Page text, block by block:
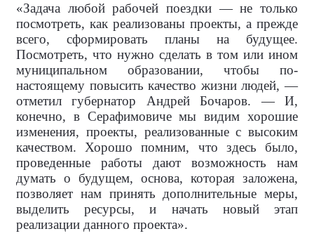
«Задача любой рабочей поездки — не только
посмотреть, как реализованы проекты, а прежде
всего, сформировать планы на будущее.
Посмотреть, что нужно сделать в том или ином
муниципальном образовании, чтобы по-
настоящему повысить качество жизни людей, —
отметил губернатор Андрей Бочаров. — И,
конечно, в Серафимовиче мы видим хорошие
изменения, проекты, реализованные с высоким
качеством. Хорошо помним, что здесь было,
проведенные работы дают возможность нам
думать о будущем, основа, которая заложена,
позволяет нам принять дополнительные меры,
выделить ресурсы, и начать новый этап
реализации данного проекта».